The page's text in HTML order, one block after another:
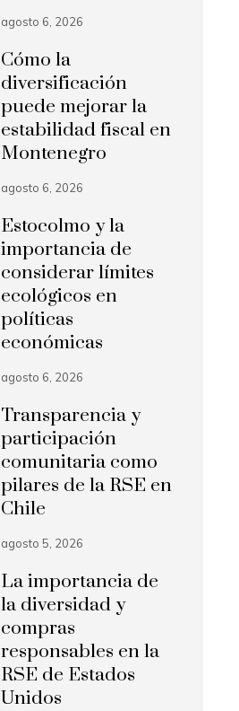
agosto 6, 2026
Cómo la
diversificación
puede mejorar la
estabilidad fiscal en
Montenegro
agosto 6, 2026
Estocolmo y la
importancia de
considerar límites
ecológicos en
políticas
económicas
agosto 6, 2026
Transparencia y
participación
comunitaria como
pilares de la RSE en
Chile
agosto 5, 2026
La importancia de
la diversidad y
compras
responsables en la
RSE de Estados
Unidos